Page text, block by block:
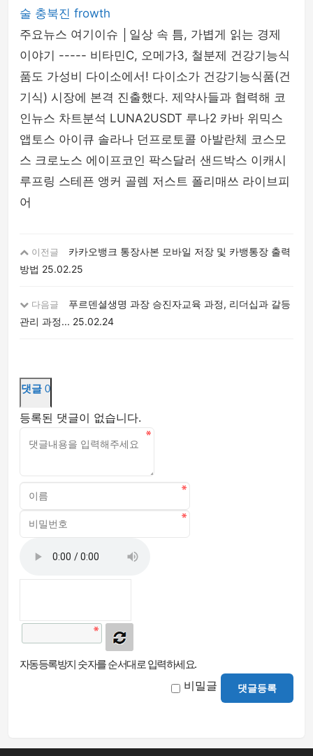
술 충북진 frowth
주요뉴스 여기이슈 │일상 속 틈, 가볍게 읽는 경제
이야기 ----- 비타민C, 오메가3, 철분제 건강기능식
품도 가성비 다이소에서! 다이소가 건강기능식품(건
기식) 시장에 본격 진출했다. 제약사들과 협력해 코
인뉴스 차트분석 LUNA2USDT 루나2 카바 위믹스
앱토스 아이큐 솔라나 던프로토콜 아발란체 코스모
스 크로노스 에이프코인 팍스달러 샌드박스 이캐시
루프링 스테픈 앵커 골렘 저스트 폴리매쓰 라이브피
어
이전글
카카오뱅크 통장사본 모바일 저장 및 카뱅통장 출력
방법 25.02.25
다음글
푸르덴셜생명 과장 승진자교육 과정, 리더십과 갈등
관리 과정... 25.02.24
댓글 0
등록된 댓글이 없습니다.
자동등록방지 숫자를 순서대로 입력하세요.
비밀글 댓글등록